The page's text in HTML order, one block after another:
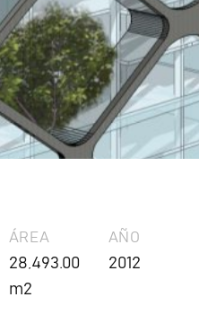
ÁREA
28,493.00
m2
AÑO
2012